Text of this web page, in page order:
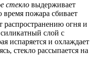
стекло выдерживает
время пожара сбивает
распространению огня и
слой с
испаряется и охлаждает
стекло рассыпается на